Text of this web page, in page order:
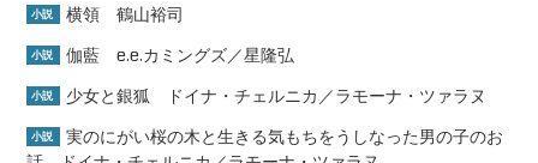
小説 横領 鶴山裕司
小説 伽藍 e.e.カミングズ／星隆弘
小説 少女と銀狐 ドイナ・チェルニカ／ラモーナ・ツァラヌ
小説
実のにがい桜の木と生きる気もちをうしなった男の子のお